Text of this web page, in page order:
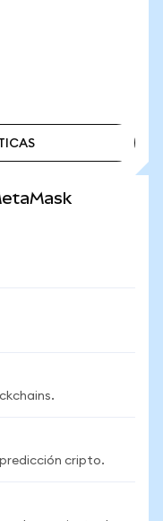
cripto.